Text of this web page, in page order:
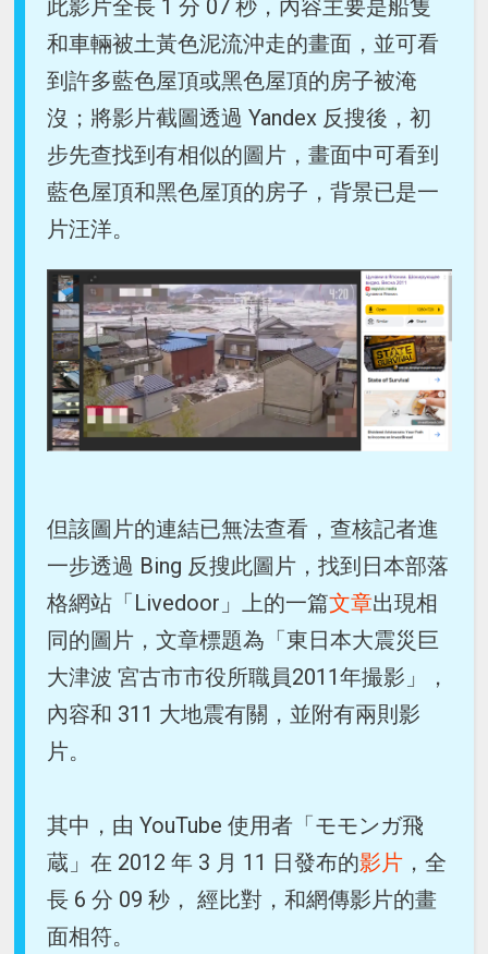
此影片全長 1 分 07 秒，內容主要是船隻
和車輛被土黃色泥流沖走的畫面，並可看
到許多藍色屋頂或黑色屋頂的房子被淹
沒；將影片截圖透過 Yandex 反搜後，初
步先查找到有相似的圖片，畫面中可看到
藍色屋頂和黑色屋頂的房子，背景已是一
片汪洋。
但該圖片的連結已無法查看，查核記者進
一步透過 Bing 反搜此圖片，找到日本部落
格網站「Livedoor」上的一篇文章出現相
同的圖片，文章標題為「東日本大震災巨
大津波 宮古市市役所職員2011年撮影」，
內容和 311 大地震有關，並附有兩則影
片。
其中，由 YouTube 使用者「モモンガ飛
蔵」在 2012 年 3 月 11 日發布的影片 ，全
長 6 分 09 秒， 經比對，和網傳影片的畫
面相符。